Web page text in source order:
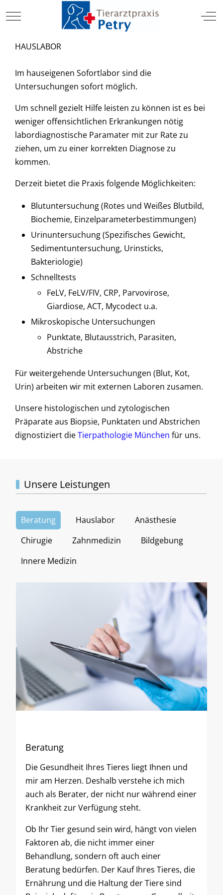
Mobile Menu Toggle
HAUSLABOR
Im hauseigenen Sofortlabor sind die
Untersuchungen sofort möglich.
Um schnell gezielt Hilfe leisten zu können ist es bei
weniger offensichtlichen Erkrankungen nötig
labordiagnostische Paramater mit zur Rate zu
ziehen, um zu einer korrekten Diagnose zu
kommen.
Derzeit bietet die Praxis folgende Möglichkeiten:
Blutuntersuchung (Rotes und Weißes Blutbild,
Biochemie, Einzelparameterbestimmungen)
Urinuntersuchung (Spezifisches Gewicht,
Sedimentuntersuchung, Urinsticks,
Bakteriologie)
Schnelltests
FeLV, FeLV/FIV, CRP, Parvovirose,
Giardiose, ACT, Mycodect u.a.
Mikroskopische Untersuchungen
Punktate, Blutausstrich, Parasiten,
Abstriche
Für weitergehende Untersuchungen (Blut, Kot,
Urin) arbeiten wir mit externen Laboren zusamen.
Unsere histologischen und zytologischen
Präparate aus Biopsie, Punktaten und Abstrichen
dignostiziert dieTierpathologie München für uns.
Unsere Leistungen
Beratung Hauslabor
Anästhesie
Chirugie
Zahnmedizin
Bildgebung
Innere Medizin
Beratung
Die Gesundheit Ihres Tieres liegt Ihnen und
mir am Herzen. Deshalb verstehe ich mich
auch als Berater, der nicht nur während einer
Krankheit zur Verfügung steht.
Ob Ihr Tier gesund sein wird, hängt von vielen
Faktoren ab, die nicht immer einer
Behandlung, sondern oft auch einer
Beratung bedürfen. Der Kauf Ihres Tieres, die
Ernährung und die Haltung der Tiere sind